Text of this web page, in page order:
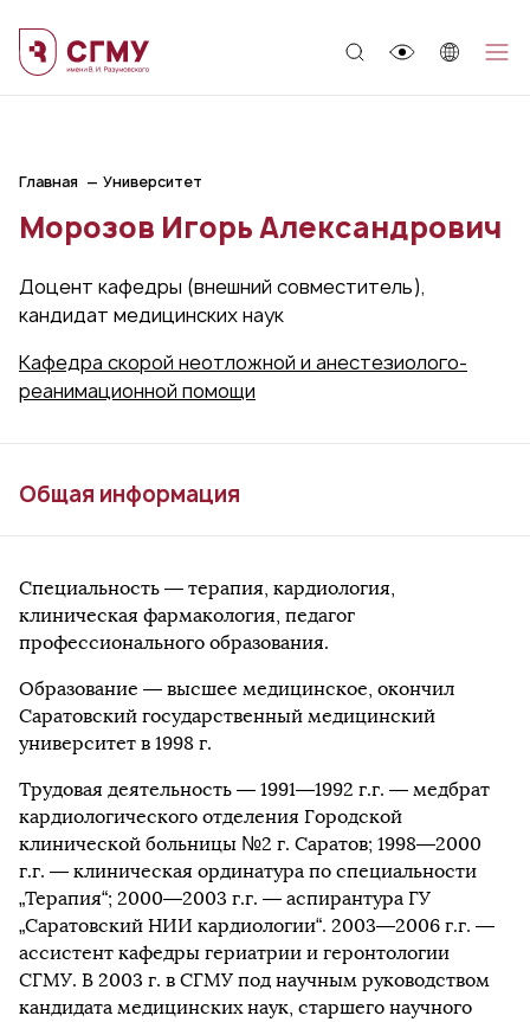
Главная Университет
Морозов Игорь Александрович
Доцент кафедры (внешний совместитель),
кандидат медицинских наук
Кафедра скорой неотложной и анестезиолого-
реанимационной помощи
Общая информация
Специальность — терапия, кардиология,
клиническая фармакология, педагог
профессионального образования.
Образование — высшее медицинское, окончил
Саратовский государственный медицинский
университет в 1998 г.
Трудовая деятельность — 1991—1992 г.г. — медбрат
кардиологического отделения Городской
клинической больницы №2 г. Саратов; 1998—2000
г.г. — клиническая ординатура по специальности
„Терапия“; 2000—2003 г.г. — аспирантура ГУ
„Саратовский НИИ кардиологии“. 2003—2006 г.г. —
ассистент кафедры гериатрии и геронтологии
СГМУ. В 2003 г. в СГМУ под научным руководством
кандидата медицинских наук, старшего научного